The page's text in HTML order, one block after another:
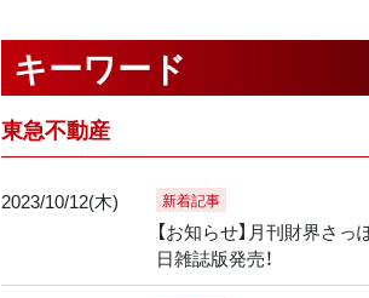
キーワード
東急不動産
2023/10/12(木) 新着記事
【お知らせ】月刊財界さ
日雑誌版発売！